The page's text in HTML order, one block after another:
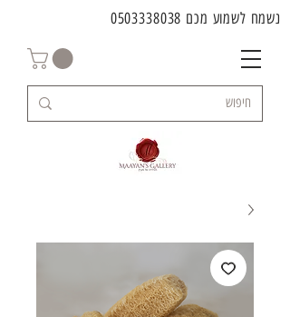
נשמח לשמוע מכם 0503338038